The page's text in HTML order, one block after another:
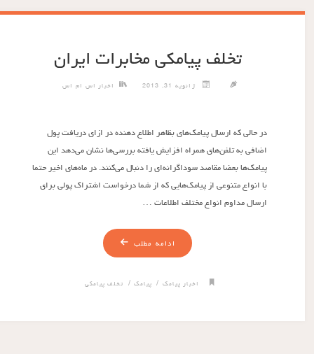
تخلف پیامکی مخابرات ایران
ژانویه 31, 2013 اخبار اس ام اس
در حالی که ارسال پیامک‌های بظاهر اطلاع دهنده در ازای دریافت پول
اضافی به تلفن‌های همراه افزایش یافته بررسی‌ها نشان می‌دهد این
پیامک‌ها بعضا مقاصد سوداگرانه‌ای را دنبال می‌کنند. در ماه‌های اخیر حتما
با انواع متنوعی از پیامک‌هایی که از شما درخواست اشتراک پولی برای
ارسال مداوم انواع مختلف اطلاعات …
ادامه مطلب
اخبار پیامک/ پیامک/ تخلف پیامکی